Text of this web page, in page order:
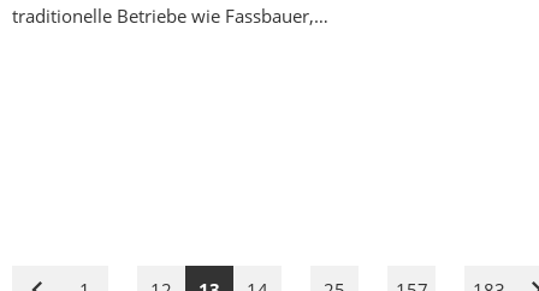
traditionelle Betriebe wie Fassbauer,…